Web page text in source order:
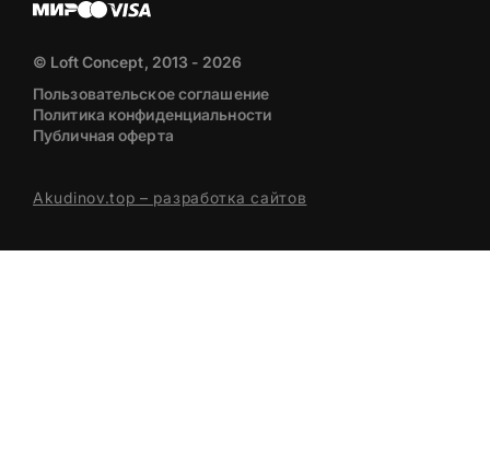
© Loft Concept, 2013 - 2026
Пользовательское соглашение
Политика конфиденциальности
Публичная оферта
Akudinov.top – разработка сайтов